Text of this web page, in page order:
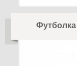
Футболка